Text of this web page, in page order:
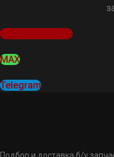
Оставить заявку
MAX
Telegram